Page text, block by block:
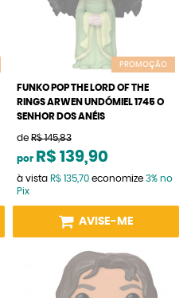
PROMOÇÃO
FUNKO POP THE LORD OF THE
RINGS ARWEN UNDÓMIEL 1745 O
SENHOR DOS ANÉIS
de R$ 145,83
por R$ 139,90
à vista R$ 135,70 economize 3% no
Pix
AVISE-ME